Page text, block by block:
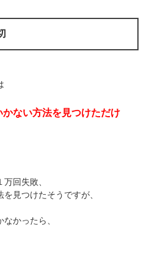
ない方法を見つけただけ
回失敗、
見つけたそうですが、
かったら、